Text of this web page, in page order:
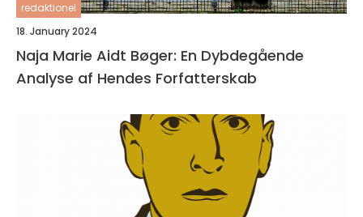
redaktionel
18. January 2024
Naja Marie Aidt Bøger: En Dybdegående
Analyse af Hendes Forfatterskab